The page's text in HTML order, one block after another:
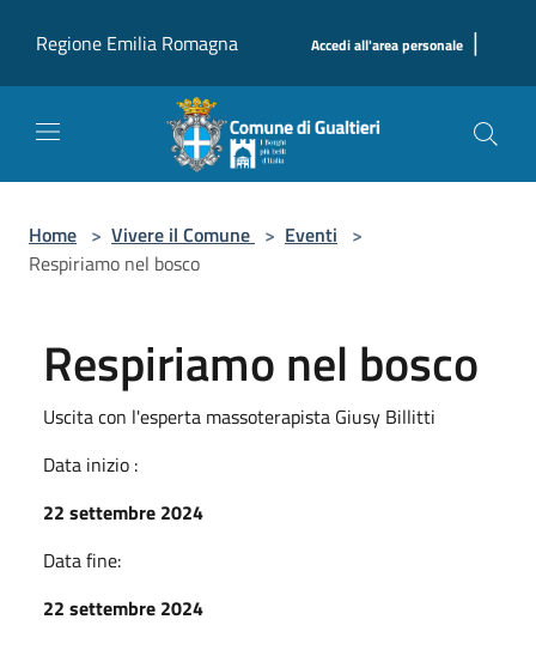
Regione Emilia Romagna
Accedi all'area personale |
Home > Vivere il Comune > Eventi >
Respiriamo nel bosco
Respiriamo nel bosco
Uscita con l'esperta massoterapista Giusy Billitti
Data inizio :
22 settembre 2024
Data fine:
22 settembre 2024